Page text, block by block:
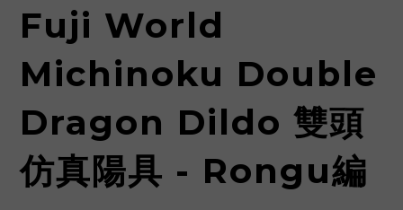
Fuji World
Michinoku Double
Dragon Dildo 雙頭
仿真陽具 - Rongu編